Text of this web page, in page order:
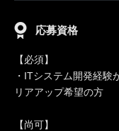
応募資格
【必須】
・ITシステム開発経験
リアアップ希望の方
【尚可】